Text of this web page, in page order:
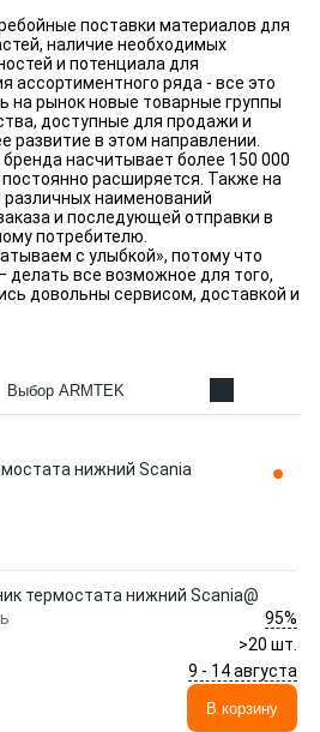
поставки материалов для
наличие необходимых
и потенциала для
ассортиментного ряда - все это
на рынок новые товарные группы
доступные для продажи и
развитие в этом направлении.
насчитывает более 150 000
постоянно расширяется. Также на
наименований
и последующей отправки в
потребителю.
с улыбкой», потому что
делать все возможное для того,
довольны сервисом, доставкой и
Выбор ARMTEK
нижний Scania
термостата нижний Scania@
95%
>20 шт.
9 - 14 августа
В корзину